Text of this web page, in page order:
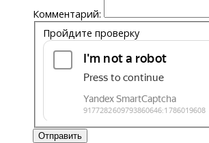
Комментарий:
Пройдите проверку
Отправить